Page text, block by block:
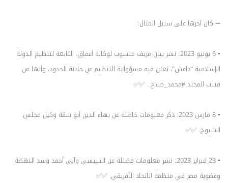
➖️ كان آخرها على سبيل المثال:
▪️ 6 يونيو 2023: نشر بيان مزيف منسوب لوكالة أعماق، التابعة لتنظيم الدولة
الإسلامية "داعش"، تعلن فيه مسؤولية التنظيم عن حادثة الحدود، وأنها من
قتلت المجند #محمد_صلاح. ✅✅
▪️ 8 مارس 2023: ذكر معلومات خاطئة عن بهاء الدين أبو شقة وكيل مجلس
الشيوخ. ✅✅
▪️ 23 فبراير 2023: نشر معلومات مضللة عن السيسي وآبي أحمد وسد النهضة
وعضوية مصر في منظمة الاتحاد الأفريقي. ✅✅